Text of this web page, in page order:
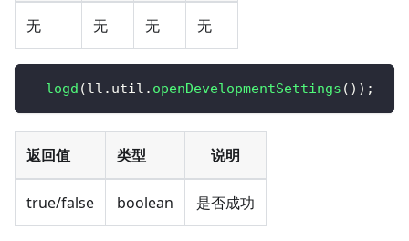
无 无 无 无
logd (ll . util . openDevelopmentSettings ( ) ) ;
返回值 类型 说明
true/false boolean 是否成功